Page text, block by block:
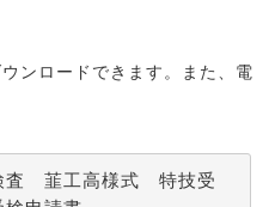
ロードできます。また、電
査 韮工高様式 特技受